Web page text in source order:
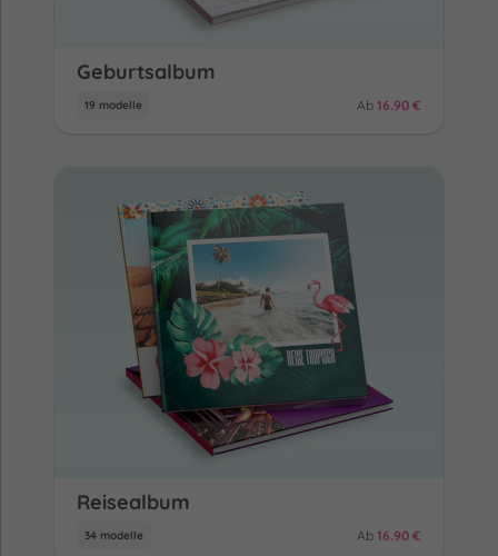
Geburtsalbum
19 modelle Ab 16.90 €
Reisealbum
34 modelle Ab 16.90 €